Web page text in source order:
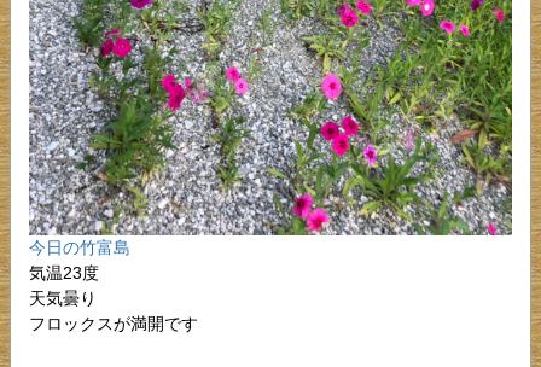
今日の竹富島
気温23度
天気曇り
フロックスが満開です